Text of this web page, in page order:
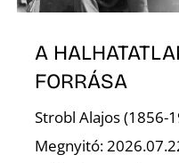
A
FORRÁSA
Strobl Alajos (1856-
Megnyitó: